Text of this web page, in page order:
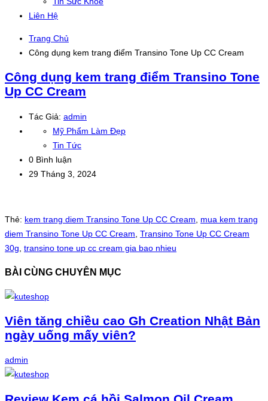
Liên Hệ
Trang Chủ
Công dụng kem trang điểm Transino Tone Up CC Cream
Công dụng kem trang điểm Transino Tone
Up CC Cream
Tác Giả: admin
Mỹ Phẩm Làm Đẹp
Tin Tức
0 Bình luận
29 Tháng 3, 2024
Thẻ: kem trang diem Transino Tone Up CC Cream
mua kem trang
diem Transino Tone Up CC Cream Transino Tone Up CC Cream
30g transino tone up cc cream gia bao nhieu
BÀI CÙNG CHUYÊN MỤC
Viên tăng chiều cao Gh Creation Nhật Bản
ngày uống mấy viên?
admin